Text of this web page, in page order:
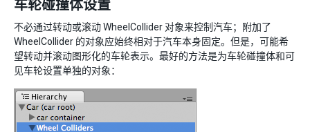
车轮碰撞体设置
不必通过转动或滚动 WheelCollider 对象来控制汽车；附加了
WheelCollider 的对象应始终相对于汽车本身固定。但是，可能希
望转动并滚动图形化的车轮表示。最好的方法是为车轮碰撞体和可
见车轮设置单独的对象：